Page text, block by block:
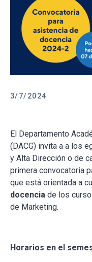
3/7/2024
El Departamento
(DACG) invita a a los
y Alta Dirección o de
primera convocatoria
que está orientada a
docencia de los
de Marketing.
Horarios en el